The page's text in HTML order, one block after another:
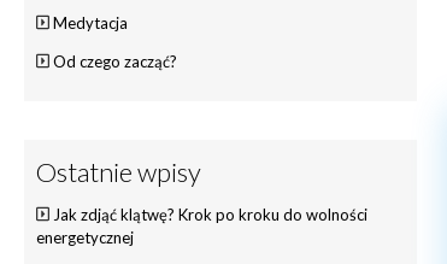
Medytacja
Od czego zacząć?
Ostatnie wpisy
Jak zdjąć klątwę? Krok po kroku do wolności
energetycznej